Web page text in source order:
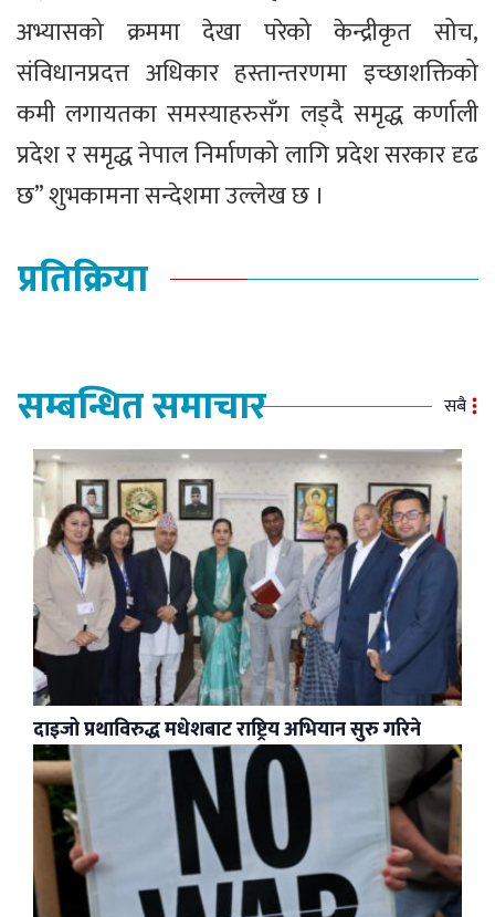
अभ्यासको क्रममा देखा परेको केन्द्रीकृत सोच,
संविधानप्रदत्त अधिकार हस्तान्तरणमा इच्छाशक्तिको
कमी लगायतका समस्याहरुसँग लड्दै समृद्ध कर्णाली
प्रदेश र समृद्ध नेपाल निर्माणको लागि प्रदेश सरकार दृढ
छ” शुभकामना सन्देशमा उल्लेख छ ।
प्रतिक्रिया
सम्बन्धित समाचार सबै
दाइजो प्रथाविरुद्ध मधेशबाट राष्ट्रिय अभियान सुरु गरिने